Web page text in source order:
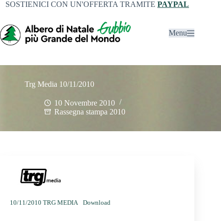
SOSTIENICI CON UN'OFFERTA TRAMITEPAYPAL
Menu
Trg Media 10/11/2010
10 Novembre 2010
Rassegna stampa 2010
10/11/2010 TRG MEDIA Download